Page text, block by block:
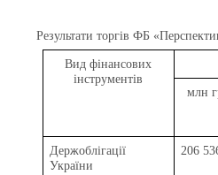
Результати торгів ФБ
Вид фінансових
інструментів
млн
Держоблігації
України
206